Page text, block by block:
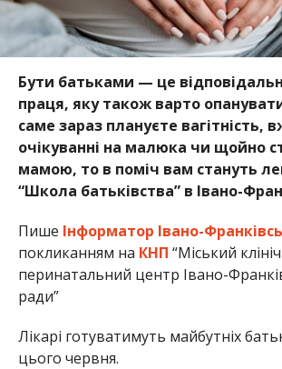
Бути батьками — це
праця, яку також варто
саме зараз плануєте вагітність,
очікуванні на малюка чи щойно
мамою, то в поміч вам стануть
“Школа батьківства” в Івано-
Пише Інформатор Івано-
покликанням на КНП “Міський
перинатальний центр Івано-
ради”
Лікарі готуватимуть майбутніх
цього червня.